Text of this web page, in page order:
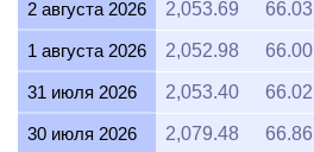
2 августа 2026 2,053.69 66.03
1 августа 2026 2,052.98 66.00
31 июля 2026 2,053.40 66.02
30 июля 2026 2,079.48 66.86